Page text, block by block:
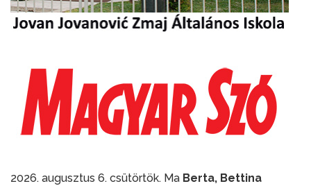
2026. augusztus 6. csütörtök. Ma Berta, Bettina